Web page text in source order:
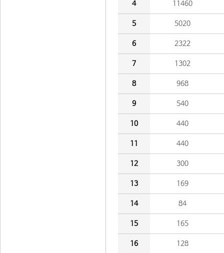
4 11460
5 5020
6 2322
7 1302
8 968
9 540
10 440
11 440
12 300
13 169
14 84
15 165
16 128